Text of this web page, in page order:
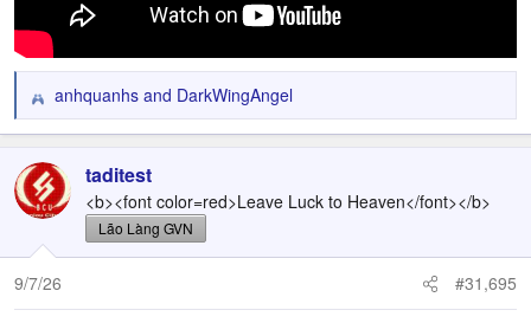
R
e
c
t
i
n
s
:
anhquanhs and DarkWingAngel
taditest
<b><font color=red>Leave Luck to Heaven</font></b>
Lão Làng GVN
9/7/26 #31,695